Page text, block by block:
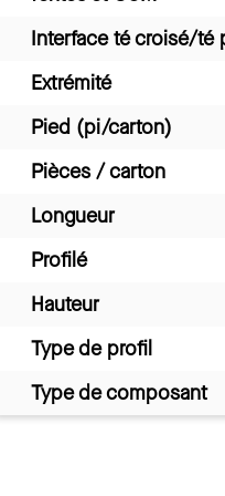
Interface té croisé/té
Extrémité
Pied (pi/carton)
Pièces / carton
Longueur
Profilé
Hauteur
Type de profil
Type de composant